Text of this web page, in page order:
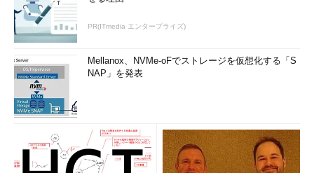
図3 TCP/IPプロトコルスタック
LANの学び方
LANは、ある意味ユーザーが自由に構築できるネットワークで
ある。その反面、管理が難しいともいえる。さまざまな技術を駆
使して構築しても、汎用性・拡張性のないLANではすぐに再構築
PR(ITmedia エンタープライズ)
Mellanox、NVMe-oFでストレージを仮想化する「S
NAP」を発表